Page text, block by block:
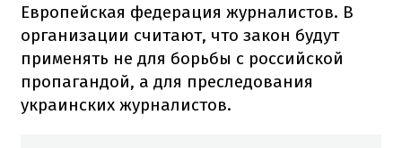
Европейская федерация журналистов. В
организации считают, что закон будут
применять не для борьбы с российской
пропагандой, а для преследования
украинских журналистов.